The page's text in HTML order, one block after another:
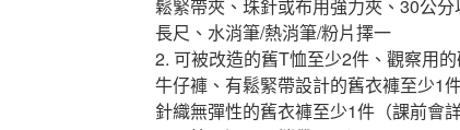
鬆緊帶夾、珠針或布用強力夾、30公分
長尺、水消筆/熱消筆/粉片擇一
2. 可被改造的舊T恤至少2件、觀察用
牛仔褲、有鬆緊帶設計的舊衣褲至少1
針織無彈性的舊衣褲至少1件（課前會